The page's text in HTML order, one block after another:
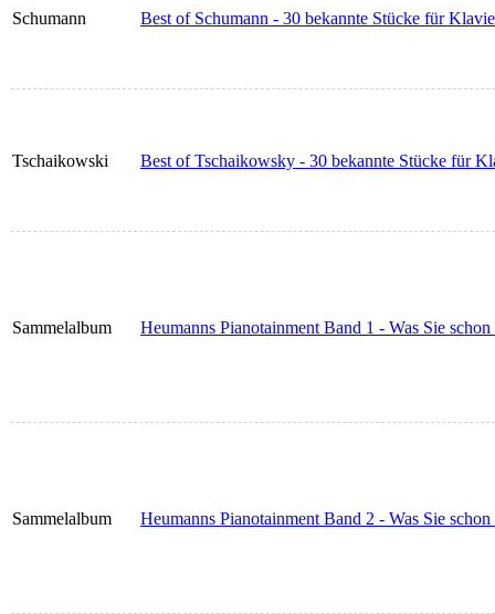
Schumann Best of Schumann - 30 bekannte Stücke für
Tschaikowski Best of Tschaikowsky - 30 bekannte Stücke für
Sammelalbum Heumanns Pianotainment Band 1 - Was Sie
Sammelalbum Heumanns Pianotainment Band 2 - Was Sie